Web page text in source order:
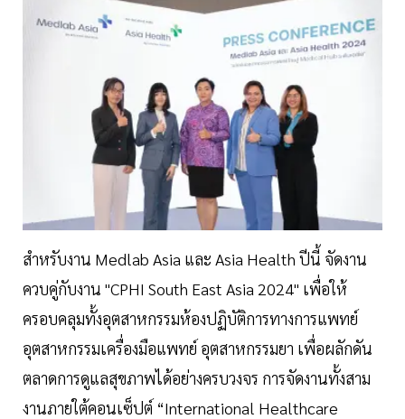
สำหรับงาน Medlab Asia และ Asia Health ปีนี้ จัดงาน
ควบคู่กับงาน "CPHI South East Asia 2024" เพื่อให้
ครอบคลุมทั้งอุตสาหกรรมห้องปฏิบัติการทางการแพทย์
อุตสาหกรรมเครื่องมือแพทย์ อุตสาหกรรมยา เพื่อผลักดัน
ตลาดการดูแลสุขภาพได้อย่างครบวงจร การจัดงานทั้งสาม
งานภายใต้คอนเซ็ปต์ “International Healthcare